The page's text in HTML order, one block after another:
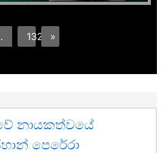
132 »
නායකත්වයේ
පෙරේරා